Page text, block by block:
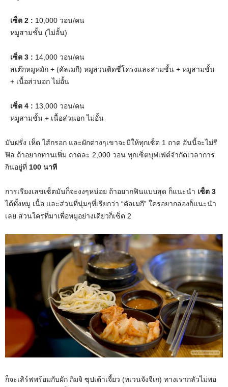
เซ็ต 2 : 10,000 วอน/คน
หมูสามชั้น (ไม่อั้น)
เซ็ต 3 : 14,000 วอน/คน
สเต๊กหมูหมัก + (คัลเมกี) หมูส่วนติดซี่โครงและสามชั้น + หมูสามชั้น
+ เนื้อส่วนอก ไม่อั้น
เซ็ต 4 : 13,000 วอน/คน
หมูสามชั้น + เนื้อส่วนอก ไม่อั้น
มันฝรั่ง เห็ด ไส้กรอก และผักต่างๆเขาจะมีให้ทุกเซ็ต 1 ถาด อันนี้จะไม่รี
ฟิล ถ้าอยากทานเพิ่ม ถาดละ 2,000 วอน ทุกเซ็ตบุฟเฟ่ต์จำกัดเวลาการ
กินอยู่ที่ 100 นาที
การเรียงเลขเซ็ตมันก็จะงงๆหน่อย ถ้าอยากฟินแบบสุด ก็แนะนำ เซ็ต 3
ได้ทั้งหมู เนื้อ และส่วนที่นุ่มๆที่เรียกว่า “คัลเมกี” ใครอยากลองก็แนะนำ
เลย ส่วนใครที่มาเพื่อหมูอย่างเดียวก็เซ็ต 2
ก็จะเสิร์ฟพร้อมกับผัก กิมจิ ซุปเต้าเจี้ยว (ทเวนจังจีเก) ทางเรากลัวไม่พอ